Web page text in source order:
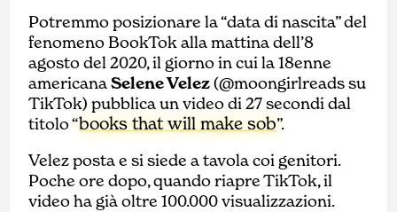
Potremmo posizionare la “data di nascita” del
fenomeno BookTok alla mattina dell’8
agosto del 2020, il giorno in cui la 18enne
americanaSelene Velez(@moongirlreads su
TikTok) pubblica un video di 27 secondi dal
titolo “books that will make sob”.
Velez posta e si siede a tavola coi genitori.
Poche ore dopo, quando riapre TikTok, il
video ha già oltre 100.000 visualizzazioni.